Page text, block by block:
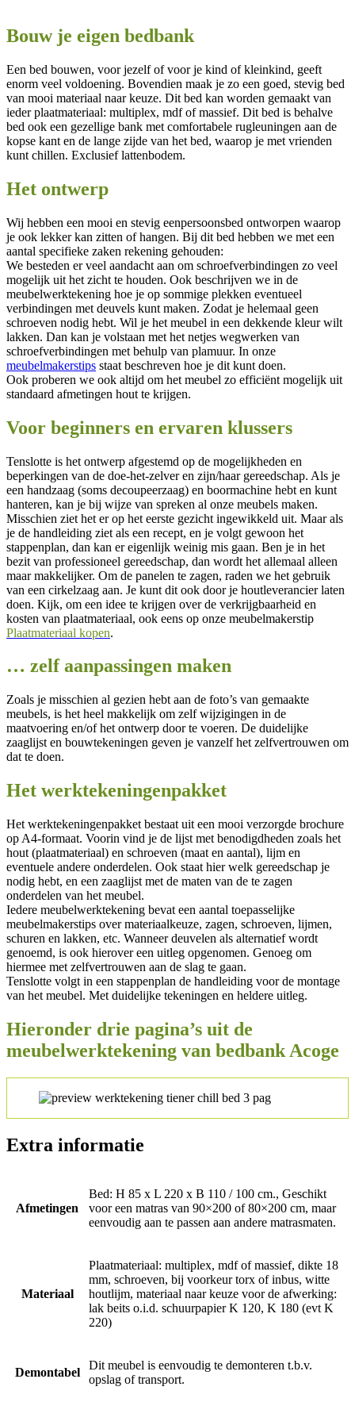
Bouw je eigen bedbank
Een bed bouwen, voor jezelf of voor je kind of kleinkind, geeft
enorm veel voldoening. Bovendien maak je zo een goed, stevig bed
van mooi materiaal naar keuze. Dit bed kan worden gemaakt van
ieder plaatmateriaal: multiplex, mdf of massief. Dit bed is behalve
bed ook een gezellige bank met comfortabele rugleuningen aan de
kopse kant en de lange zijde van het bed, waarop je met vrienden
kunt chillen. Exclusief lattenbodem.
Het ontwerp
Wij hebben een mooi en stevig eenpersoonsbed ontworpen waarop
je ook lekker kan zitten of hangen. Bij dit bed hebben we met een
aantal specifieke zaken rekening gehouden:
We besteden er veel aandacht aan om schroefverbindingen zo veel
mogelijk uit het zicht te houden. Ook beschrijven we in de
meubelwerktekening hoe je op sommige plekken eventueel
verbindingen met deuvels kunt maken. Zodat je helemaal geen
schroeven nodig hebt. Wil je het meubel in een dekkende kleur wilt
lakken. Dan kan je volstaan met het netjes wegwerken van
schroefverbindingen met behulp van plamuur. In onze
meubelmakerstips staat beschreven hoe je dit kunt doen.
Ook proberen we ook altijd om het meubel zo efficiënt mogelijk uit
standaard afmetingen hout te krijgen.
Voor beginners en ervaren klussers
Tenslotte is het ontwerp afgestemd op de mogelijkheden en
beperkingen van de doe-het-zelver en zijn/haar gereedschap. Als je
een handzaag (soms decoupeerzaag) en boormachine hebt en kunt
hanteren, kan je bij wijze van spreken al onze meubels maken.
Misschien ziet het er op het eerste gezicht ingewikkeld uit. Maar als
je de handleiding ziet als een recept, en je volgt gewoon het
stappenplan, dan kan er eigenlijk weinig mis gaan. Ben je in het
bezit van professioneel gereedschap, dan wordt het allemaal alleen
maar makkelijker. Om de panelen te zagen, raden we het gebruik
van een cirkelzaag aan. Je kunt dit ook door je houtleverancier laten
doen. Kijk, om een idee te krijgen over de verkrijgbaarheid en
kosten van plaatmateriaal, ook eens op onze meubelmakerstip
Plaatmateriaal kopen.
… zelf aanpassingen maken
Zoals je misschien al gezien hebt aan de foto’s van gemaakte
meubels, is het heel makkelijk om zelf wijzigingen in de
maatvoering en/of het ontwerp door te voeren. De duidelijke
zaaglijst en bouwtekeningen geven je vanzelf het zelfvertrouwen om
dat te doen.
Het werktekeningenpakket
Het werktekeningenpakket bestaat uit een mooi verzorgde brochure
op A4-formaat. Voorin vind je de lijst met benodigdheden zoals het
hout (plaatmateriaal) en schroeven (maat en aantal), lijm en
eventuele andere onderdelen. Ook staat hier welk gereedschap je
nodig hebt, en een zaaglijst met de maten van de te zagen
onderdelen van het meubel.
Iedere meubelwerktekening bevat een aantal toepasselijke
meubelmakerstips over materiaalkeuze, zagen, schroeven, lijmen,
schuren en lakken, etc. Wanneer deuvelen als alternatief wordt
genoemd, is ook hierover een uitleg opgenomen. Genoeg om
hiermee met zelfvertrouwen aan de slag te gaan.
Tenslotte volgt in een stappenplan de handleiding voor de montage
van het meubel. Met duidelijke tekeningen en heldere uitleg.
Hieronder drie pagina’s uit de
meubelwerktekening van bedbank Acoge
Extra informatie
Afmetingen
Bed: H 85 x L 220 x B 110 / 100 cm., Geschikt
voor een matras van 90×200 of 80×200 cm, maar
eenvoudig aan te passen aan andere matrasmaten.
Materiaal
Plaatmateriaal: multiplex, mdf of massief, dikte 18
mm, schroeven, bij voorkeur torx of inbus, witte
houtlijm, materiaal naar keuze voor de afwerking:
lak beits o.i.d. schuurpapier K 120, K 180 (evt K
220)
Demontabel
Dit meubel is eenvoudig te demonteren t.b.v.
opslag of transport.